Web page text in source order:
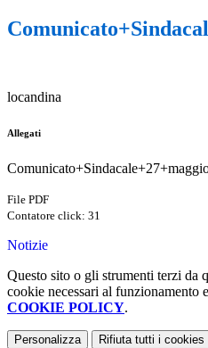
locandina
Allegati
File PDF
Contatore click: 31
Notizie
Questo sito o gli strumenti terzi da
cookie necessari al
COOKIE POLICY.
Personalizza Rifiuta tutti i cookies